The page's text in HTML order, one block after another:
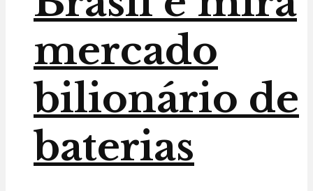
mercado
bilionário de
baterias